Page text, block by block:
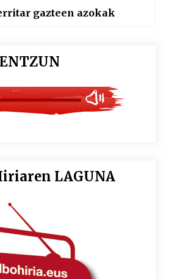
gazteen azokak
LAGUNA